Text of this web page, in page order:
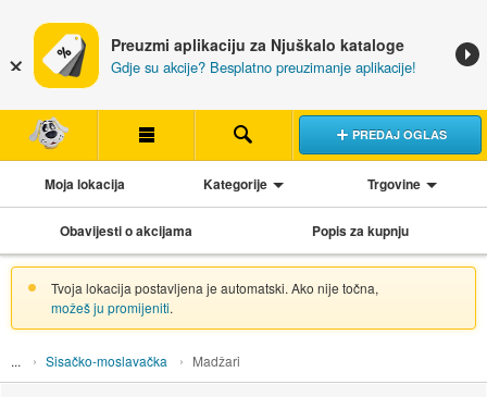
Preuzmi aplikaciju za Njuškalo kataloge
Gdje su akcije? Besplatno preuzimanje aplikacije!
PREDAJ OGLAS
Moja lokacija Kategorije Trgovine
Obavijesti o akcijama Popis za kupnju
Tvoja lokacija postavljena je automatski. Ako nije točna,
možeš ju promijeniti.
Sisačko-moslavačka Madžari